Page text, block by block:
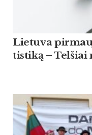
Lie­tu­va
tis­ti­ką – Tel­šiai